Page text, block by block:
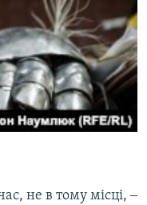
не в тому місці, ‒